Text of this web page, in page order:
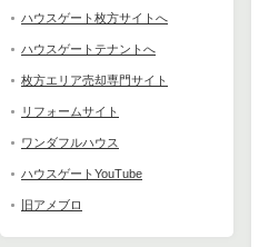
ハウスゲート枚方サイトへ
ハウスゲートテナントへ
枚方エリア売却専門サイト
リフォームサイト
ワンダフルハウス
ハウスゲートYouTube
旧アメブロ